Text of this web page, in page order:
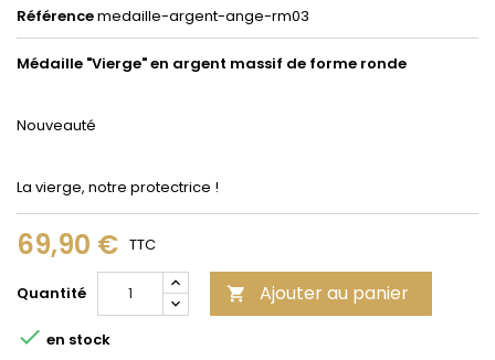
Référencemedaille-argent-ange-rm03
Médaille "Vierge" en argent massif de forme ronde
Nouveauté
La vierge, notre protectrice !
69,90 € TTC
Quantité  Ajouter au panier
 en stock